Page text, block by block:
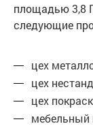
площадью 3,8
следующие
цех
цех
цех
мебельный